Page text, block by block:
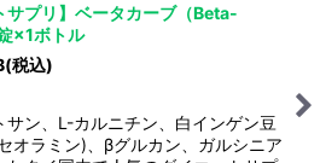
サプリ】ベータカーブ（Beta-
×1ボトル
(税込)
サン、L-カルニチン、白インゲン豆
オラミン)、βグルカン、ガルシニア